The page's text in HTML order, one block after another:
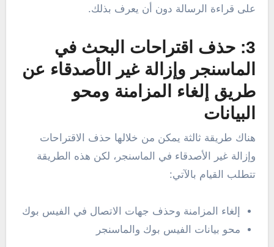
على قراءة الرسالة دون أن يعرف بذلك.
3: حذف اقتراحات البحث في
الماسنجر وإزالة غير الأصدقاء عن
طريق إلغاء المزامنة ومحو
البيانات
هناك طريقة ثالثة يمكن من خلالها حذف الاقتراحات
وإزالة غير الأصدقاء في الماسنجر، لكن هذه الطريقة
تتطلب القيام بالآتي:
إلغاء المزامنة وحذف جهات الاتصال في الفيس بوك
محو بيانات الفيس بوك والماسنجر